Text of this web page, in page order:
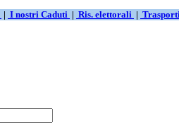
| I nostri Caduti | Ris. elettorali |